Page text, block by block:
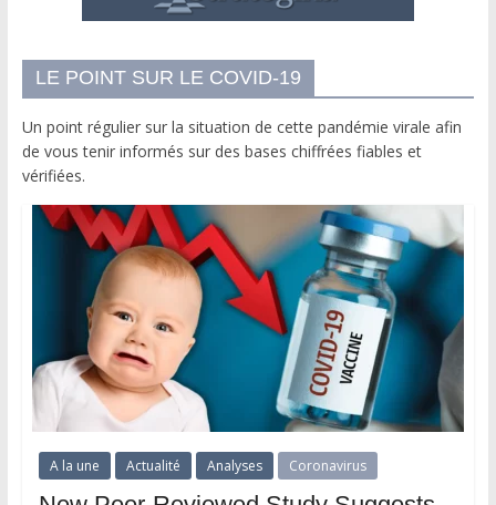
LE POINT SUR LE COVID-19
Un point régulier sur la situation de cette pandémie virale afin
de vous tenir informés sur des bases chiffrées fiables et
vérifiées.
A la une Actualité Analyses Coronavirus